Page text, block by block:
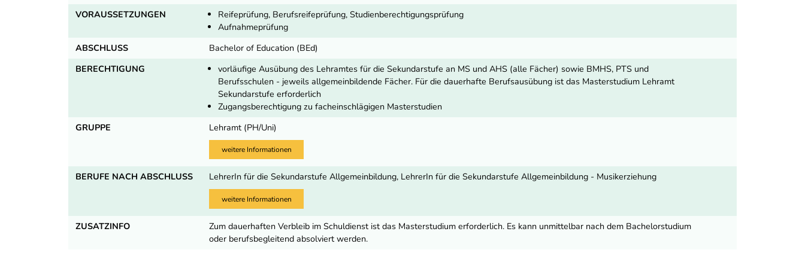
VORAUSSETZUNGEN
Reifeprüfung, Berufsreifeprüfung, Studienberechtigungsprüfung
Aufnahmeprüfung
ABSCHLUSS
Bachelor of Education (BEd)
BERECHTIGUNG
vorläufige Ausübung des Lehramtes für die Sekundarstufe an MS und AHS (alle Fächer) sowie BMHS, PTS und
Berufsschulen - jeweils allgemeinbildende Fächer. Für die dauerhafte Berufsausübung ist das Masterstudium Lehramt
Sekundarstufe erforderlich
Zugangsberechtigung zu facheinschlägigen Masterstudien
GRUPPE
Lehramt (PH/Uni)
weitere Informationen
BERUFE NACH ABSCHLUSS LehrerIn für die Sekundarstufe Allgemeinbildung, LehrerIn für die Sekundarstufe Allgemeinbildung - Musikerziehung
weitere Informationen
ZUSATZINFO
Zum dauerhaften Verbleib im Schuldienst ist das Masterstudium erforderlich. Es kann unmittelbar nach dem Bachelorstudium
oder berufsbegleitend absolviert werden.